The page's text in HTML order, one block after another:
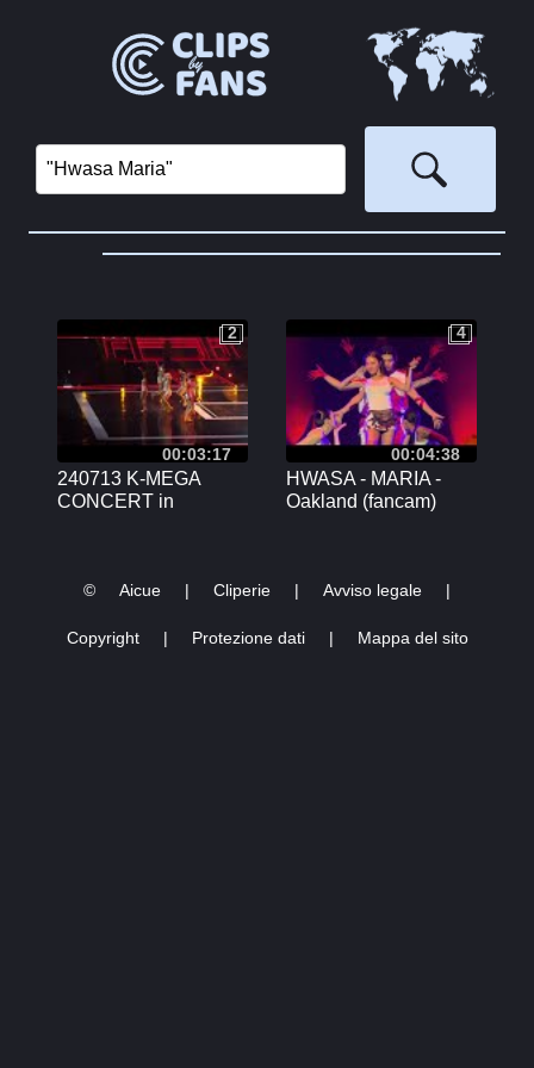
00:03:17
2
2
240713 K-MEGA
CONCERT in
00:04:38
4
4
HWASA - MARIA -
Oakland (fancam)
© Aicue | Cliperie | Avviso legale |
Copyright | Protezione dati | Mappa del sito